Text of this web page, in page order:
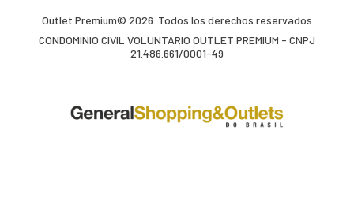
Outlet Premium© 2026. Todos los derechos reservados
CONDOMÍNIO CIVIL VOLUNTÁRIO OUTLET PREMIUM - CNPJ
21.486.661/0001-49